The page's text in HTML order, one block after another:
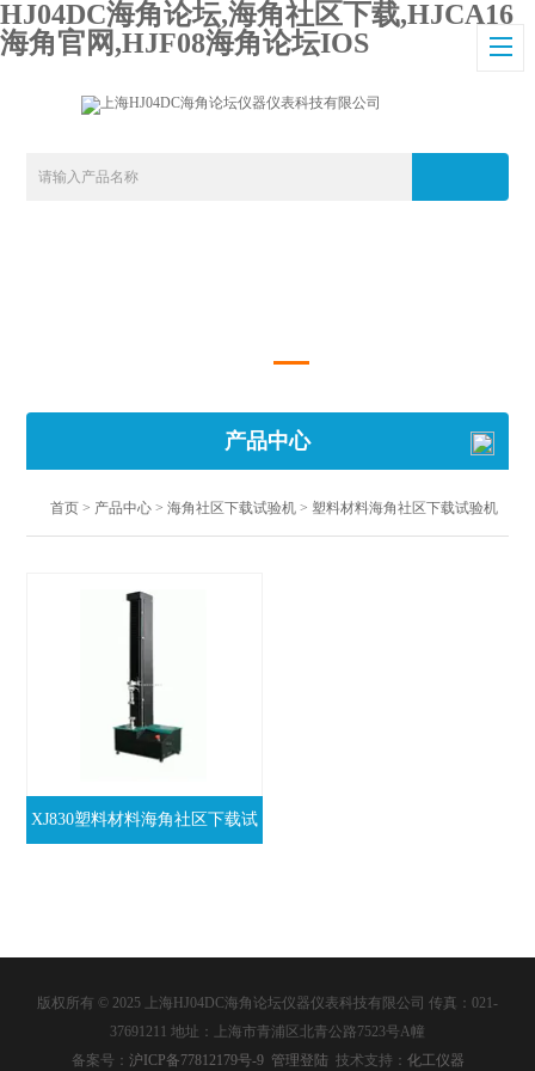
HJ04DC海角论坛,海角社区下载,HJCA16
海角官网,HJF08海角论坛IOS
产品中心
首页 > 产品中心 >海角社区下载试验机 >塑料材料海角社区下载试验机
XJ830塑料材料海角社区下载试
版权所有 © 2025 上海HJ04DC海角论坛仪器仪表科技有限公司 传真：021-
37691211 地址：上海市青浦区北青公路7523号A幢
备案号： 沪ICP备77812179号-9 管理登陆 技术支持： 化工仪器